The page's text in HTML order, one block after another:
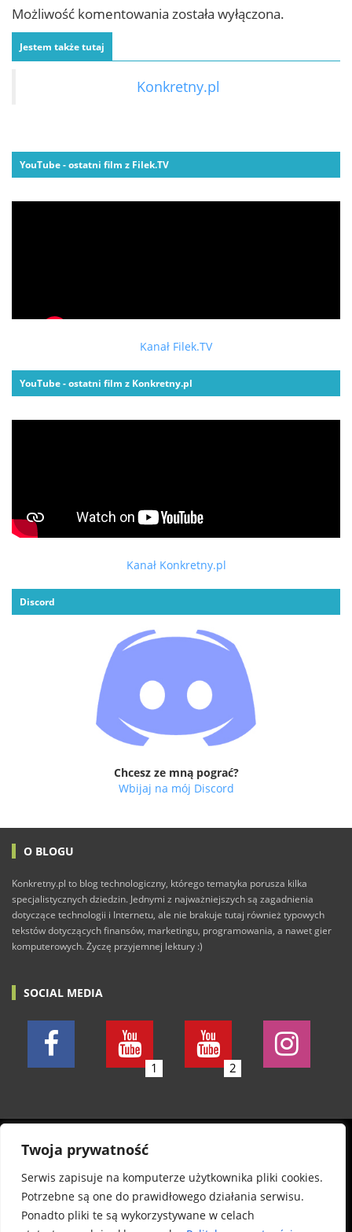
Twoja prywatność
Serwis zapisuje na komputerze użytkownika pliki cookies.
Potrzebne są one do prawidłowego działania serwisu.
Ponadto pliki te są wykorzystywane w celach
Możliwość komentowania została wyłączona.
Jestem także tutaj
Konkretny.pl
YouTube - ostatni film z Filek.TV
Kanał Filek.TV
YouTube - ostatni film z Konkretny.pl
Kanał Konkretny.pl
Discord
Chcesz ze mną pograć?
Wbijaj na mój Discord
O BLOGU
Konkretny.pl to blog technologiczny, którego tematyka porusza kilka
specjalistycznych dziedzin. Jednymi z najważniejszych są zagadnienia
dotyczące technologii i Internetu, ale nie brakuje tutaj również typowych
tekstów dotyczących finansów, marketingu, programowania, a nawet gier
komputerowych. Życzę przyjemnej lektury :)
SOCIAL MEDIA
1 2
© 2011-2026 Konkretny.pl. Wszelkie prawa zastrzeżone.
Wszystkie posty piszę w dobrej wierze. Nie odpowiadam
jednak za wszelkie szkody, treść komentarzy oraz
autentyczność informacji na stronie. Informuję, że
publikowane pliki zostały sprawdzone programem